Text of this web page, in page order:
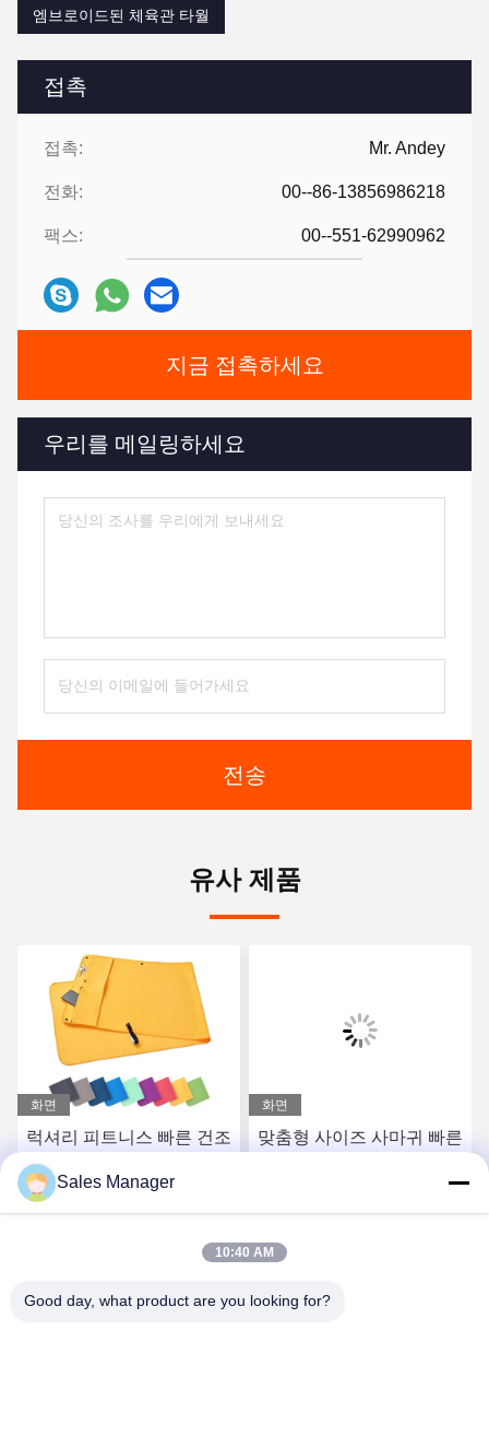
접촉
접촉: Mr. Andey
전화: 00--86-13856986218
팩스: 00--551-62990962
지금 접촉하세요
우리를 메일링하세요
전송
엠브로이드된 체육관 타월
유사 제품
화면
럭셔리 피트니스 빠른 건조
맞춤 로고 스포츠 수건 마
이크로 섬유 여행 최고의
체육관 수건
최상의 가격을 얻으세요
화면
맞춤형 사이즈 사마귀 빠른
체육관 스포츠 수건 로고와
체육관
Sales Manager
10:40 AM
Good day, what product are you looking for?